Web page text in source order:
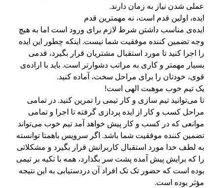
عملی شدن نیاز به زمان دارند.
ایده، اولین قدم است، نه مهمترین قدم
ایده‌ی مناسب داشتن شرط لازم برای ورود است اما به هیچ
وجه تضمین کننده موفقیت شما نیست. اینکه چطور این ایده
را اجرا کنید تا مورد استقبال مشتریان قرار بگیرد، قدمی
بسیار مهمتر و کاری به مراتب دشوارتر است. باید با اراده‌ی
قوی، خودتان را برای مراحل سخت، آماده کنید.
یک تیم خوب موهبت الهی است!
تا می‌توانید تیم سازی و کار تیمی را تمرین کنید. در تمامی
مراحل کسب و کار از ایده پردازی گرفته تا اجرا و تمامی
موانعی که در کسب و کار پیش خواهد آمد تیم خوب می‌تواند
تضمین کننده موفقیت شما باشد. اگر سرویس باهمتا توانسته‌
به لطف خدا مورد استقبال کاربرانش قرار بگیرد و مشکلاتی
را که برایش پیش آمده پشت سر بگذارد، همه با تکیه بر تیمی
بوده است که حضور تک تک افراد آن دردستیابی به این نتیجه
مؤثر بوده است.